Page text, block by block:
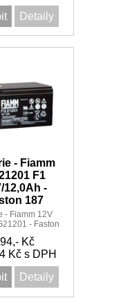
Detaily
- Fiamm
F1
12,0Ah -
187
- Fiamm 12V
- Faston
Kč
Kč s DPH
Detaily